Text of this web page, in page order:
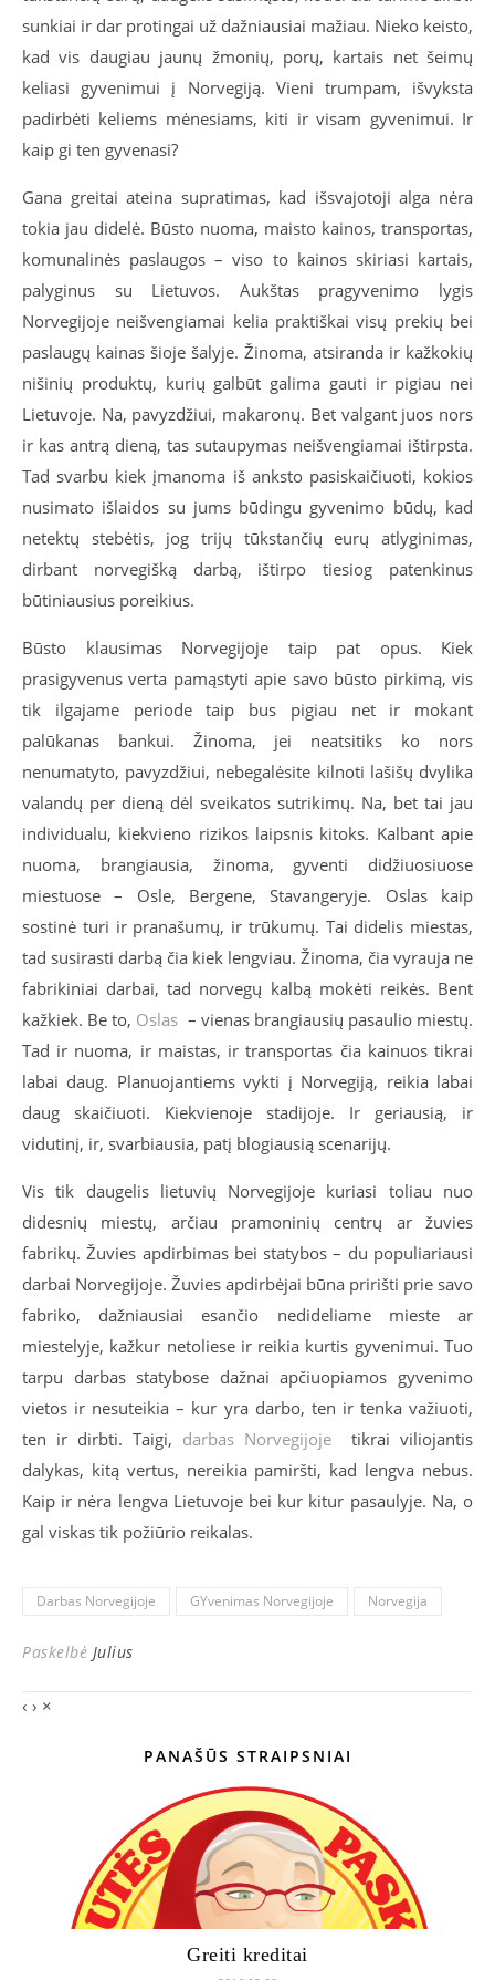
sunkiai ir dar protingai už dažniausiai mažiau. Nieko keisto,
kad vis daugiau jaunų žmonių, porų, kartais net šeimų
keliasi gyvenimui į Norvegiją. Vieni trumpam, išvyksta
padirbėti keliems mėnesiams, kiti ir visam gyvenimui. Ir
kaip gi ten gyvenasi?
Gana greitai ateina supratimas, kad išsvajotoji alga nėra
tokia jau didelė. Būsto nuoma, maisto kainos, transportas,
komunalinės paslaugos – viso to kainos skiriasi kartais,
palyginus su Lietuvos. Aukštas pragyvenimo lygis
Norvegijoje neišvengiamai kelia praktiškai visų prekių bei
paslaugų kainas šioje šalyje. Žinoma, atsiranda ir kažkokių
nišinių produktų, kurių galbūt galima gauti ir pigiau nei
Lietuvoje. Na, pavyzdžiui, makaronų. Bet valgant juos nors
ir kas antrą dieną, tas sutaupymas neišvengiamai ištirpsta.
Tad svarbu kiek įmanoma iš anksto pasiskaičiuoti, kokios
nusimato išlaidos su jums būdingu gyvenimo būdų, kad
netektų stebėtis, jog trijų tūkstančių eurų atlyginimas,
dirbant norvegišką darbą, ištirpo tiesiog patenkinus
būtiniausius poreikius.
Būsto klausimas Norvegijoje taip pat opus. Kiek
prasigyvenus verta pamąstyti apie savo būsto pirkimą, vis
tik ilgajame periode taip bus pigiau net ir mokant
palūkanas bankui. Žinoma, jei neatsitiks ko nors
nenumatyto, pavyzdžiui, nebegalėsite kilnoti lašišų dvylika
valandų per dieną dėl sveikatos sutrikimų. Na, bet tai jau
individualu, kiekvieno rizikos laipsnis kitoks. Kalbant apie
nuoma, brangiausia, žinoma, gyventi didžiuosiuose
miestuose – Osle, Bergene, Stavangeryje. Oslas kaip
sostinė turi ir pranašumų, ir trūkumų. Tai didelis miestas,
tad susirasti darbą čia kiek lengviau. Žinoma, čia vyrauja ne
fabrikiniai darbai, tad norvegų kalbą mokėti reikės. Bent
kažkiek. Be to, Oslas – vienas brangiausių pasaulio miestų.
Tad ir nuoma, ir maistas, ir transportas čia kainuos tikrai
labai daug. Planuojantiems vykti į Norvegiją, reikia labai
daug skaičiuoti. Kiekvienoje stadijoje. Ir geriausią, ir
vidutinį, ir, svarbiausia, patį blogiausią scenarijų.
Vis tik daugelis lietuvių Norvegijoje kuriasi toliau nuo
didesnių miestų, arčiau pramoninių centrų ar žuvies
fabrikų. Žuvies apdirbimas bei statybos – du populiariausi
darbai Norvegijoje. Žuvies apdirbėjai būna pririšti prie savo
fabriko, dažniausiai esančio nedideliame mieste ar
miestelyje, kažkur netoliese ir reikia kurtis gyvenimui. Tuo
tarpu darbas statybose dažnai apčiuopiamos gyvenimo
vietos ir nesuteikia – kur yra darbo, ten ir tenka važiuoti,
ten ir dirbti. Taigi, darbas Norvegijoje tikrai viliojantis
dalykas, kitą vertus, nereikia pamiršti, kad lengva nebus.
Kaip ir nėra lengva Lietuvoje bei kur kitur pasaulyje. Na, o
gal viskas tik požiūrio reikalas.
Darbas Norvegijoje GYvenimas Norvegijoje Norvegija
Paskelbė Julius
‹ › ×
PANAŠŪS STRAIPSNIAI
Greiti kreditai